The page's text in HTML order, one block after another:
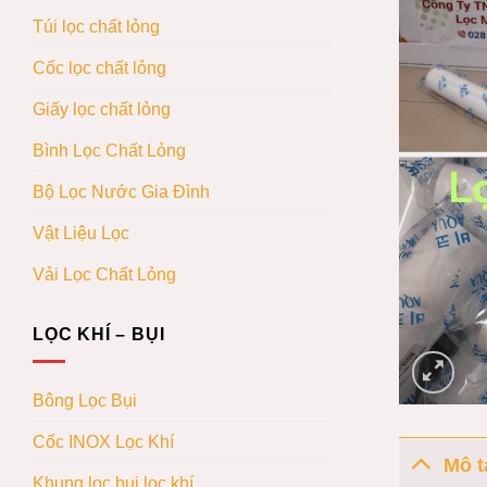
Túi lọc chất lỏng
Cốc lọc chất lỏng
Giấy lọc chất lỏng
Bình Lọc Chất Lỏng
Bộ Lọc Nước Gia Đình
Vật Liệu Lọc
Vải Lọc Chất Lỏng
LỌC KHÍ – BỤI
Bông Lọc Bụi
Cốc INOX Lọc Khí
Khung lọc bụi lọc khí
Mô